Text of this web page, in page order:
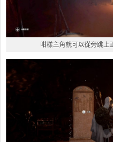
咁樣主角就可以從旁跳上